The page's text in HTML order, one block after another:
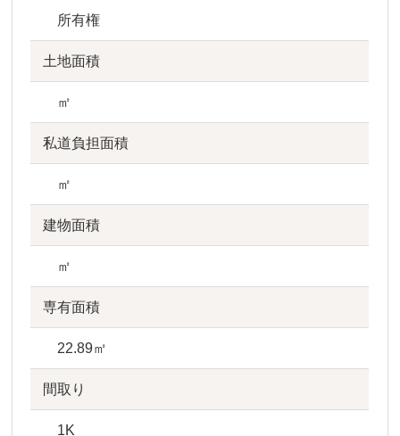
所有権
土地面積
㎡
私道負担面積
㎡
建物面積
㎡
専有面積
22.89㎡
間取り
1K